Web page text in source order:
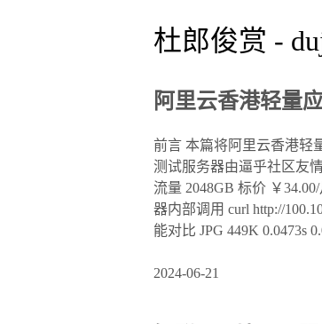
杜郎俊赏 -
阿里云香港轻量
前言 本篇将阿里云香港轻
测试服务器由逼乎社区友
流量 2048GB 标价 ￥
器内部调用 curl http://
能对比 JPG 449K 0.0473s
2024-06-21